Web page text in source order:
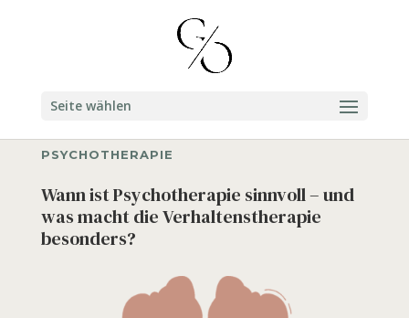
Seite wählen
PSYCHOTHERAPIE
Wann ist Psychotherapie sinnvoll – und
was macht die Verhaltenstherapie
besonders?